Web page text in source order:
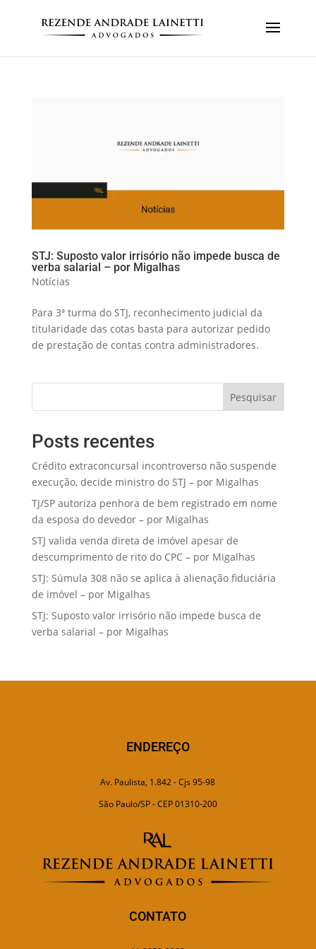
STJ: Suposto valor irrisório não impede busca de
verba salarial – por Migalhas
Notícias
Para 3ª turma do STJ, reconhecimento judicial da
titularidade das cotas basta para autorizar pedido
de prestação de contas contra administradores.
Pesquisar
Posts recentes
Crédito extraconcursal incontroverso não suspende
execução, decide ministro do STJ – por Migalhas
TJ/SP autoriza penhora de bem registrado em nome
da esposa do devedor – por Migalhas
STJ valida venda direta de imóvel apesar de
descumprimento de rito do CPC – por Migalhas
STJ: Súmula 308 não se aplica à alienação fiduciária
de imóvel – por Migalhas
STJ: Suposto valor irrisório não impede busca de
verba salarial – por Migalhas
ENDEREÇO
Av. Paulista, 1.842 - Cjs 95-98
São Paulo/SP - CEP 01310-200
CONTATO